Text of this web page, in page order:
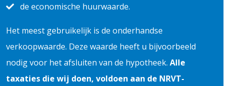
de economische huurwaarde.
Het meest gebruikelijk is de onderhandse
verkoopwaarde. Deze waarde heeft u bijvoorbeeld
nodig voor het afsluiten van de hypotheek. Alle
taxaties die wij doen, voldoen aan de NRVT-